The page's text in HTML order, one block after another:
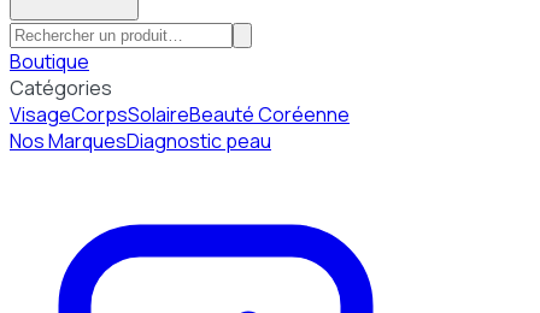
Boutique
Catégories
VisageCorpsSolaireBeauté Coréenne
Nos MarquesDiagnostic peau